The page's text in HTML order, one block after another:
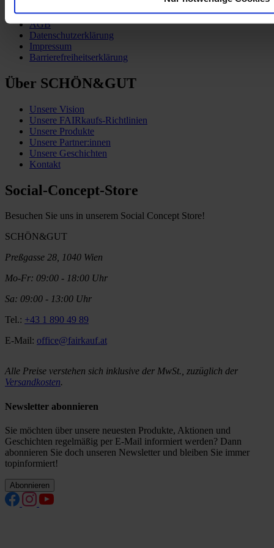
Vertrag widerrufen
AGB
Datenschutzerklärung
Impressum
Barrierefreiheitserklärung
Über SCHÖN&GUT
Unsere Vision
Unsere FAIRkaufs-Richtlinien
Unsere Produkte
Unsere Partner:innen
Unsere Geschichten
Kontakt
Social-Concept-Store
Besuchen Sie uns in unserem Social Concept Store!
SCHÖN&GUT
Preßgasse 28, 1040 Wien
Mo-Fr: 09:00 - 18:00 Uhr
Sa: 09:00 - 13:00 Uhr
Tel.: +43 1 890 49 89
E-Mail: office@fairkauf.at
Alle Preise verstehen sich inklusive der MwSt., zuzüglich der
Versandkosten.
Newsletter abonnieren
Sie möchten über unsere neuesten Produkte, Aktionen und
Geschichten regelmäßig per E-Mail informiert werden? Dann
abonnieren Sie doch unseren Newsletter und bleiben Sie immer
topinformiert!
Abonnieren